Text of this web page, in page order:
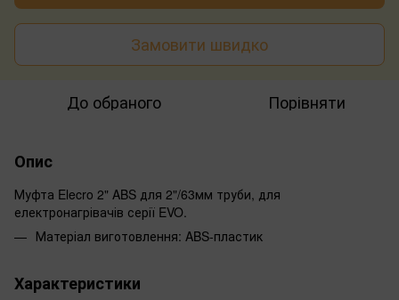
Замовити швидко
До обраного Порівняти
Опис
Муфта Elecro 2" ABS для 2"/63мм труби, для
електронагрівачів серії EVO.
Матеріал виготовлення: ABS-пластик
Характеристики